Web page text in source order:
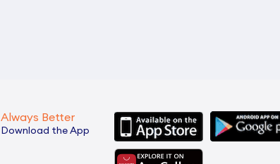
Always Better
Download the App